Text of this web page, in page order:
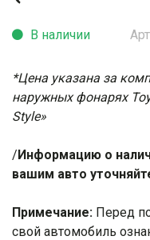
В наличии
*Цена указана за
наружных фонарях
Style»
/Информацию о
вашим авто
Примечание: Перед
свой автомобиль